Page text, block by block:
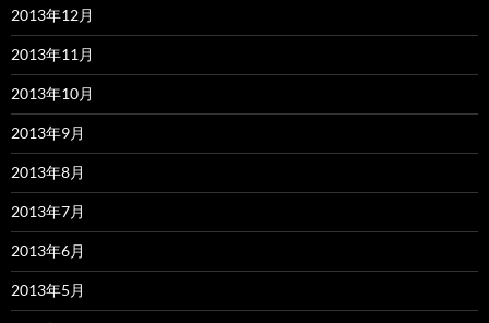
2013年12月
2013年11月
2013年10月
2013年9月
2013年8月
2013年7月
2013年6月
2013年5月